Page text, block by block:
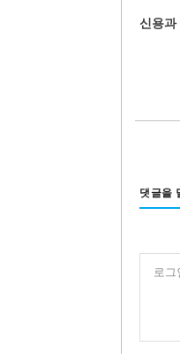
신용과
댓글을
로